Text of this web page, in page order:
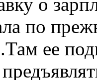
по
ее